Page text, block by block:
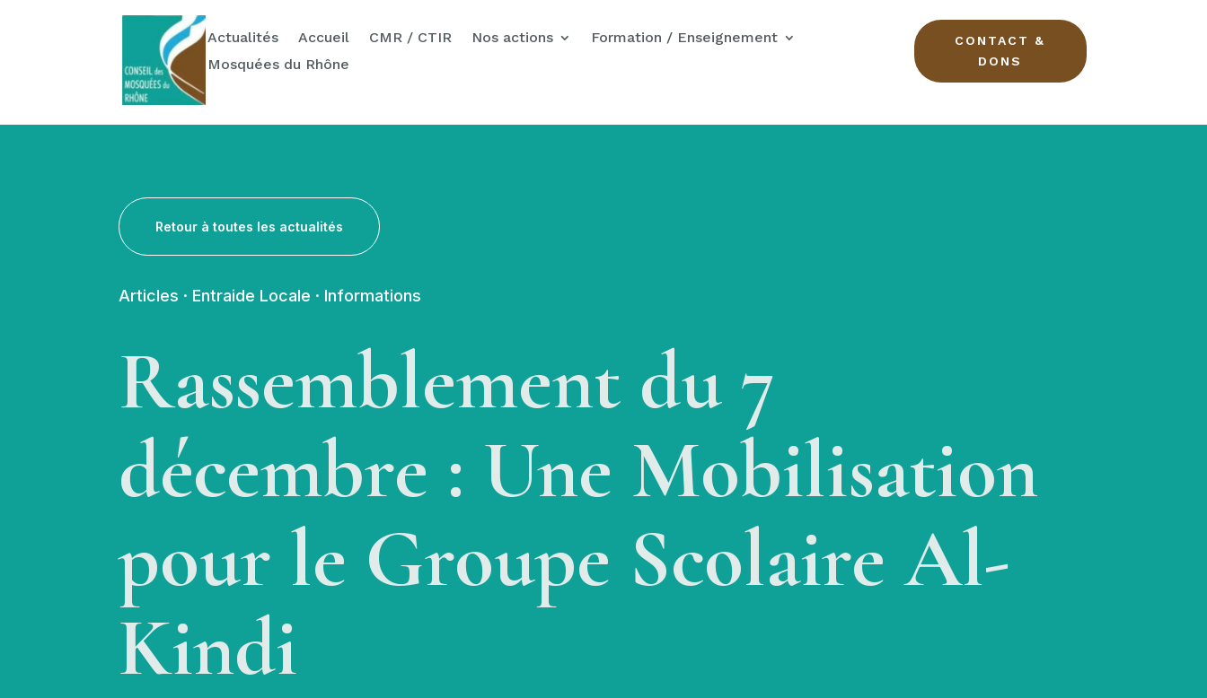
Actualités Accueil CMR / CTIR Nos actions
Formation / Enseignement
Mosquées du Rhône
CONTACT &
DONS
Actualités Ressources
Retour à toutes les actualités
Articles · Entraide Locale · Informations
Rassemblement du 7
décembre : Une Mobilisation
pour le Groupe Scolaire Al-
Kindi